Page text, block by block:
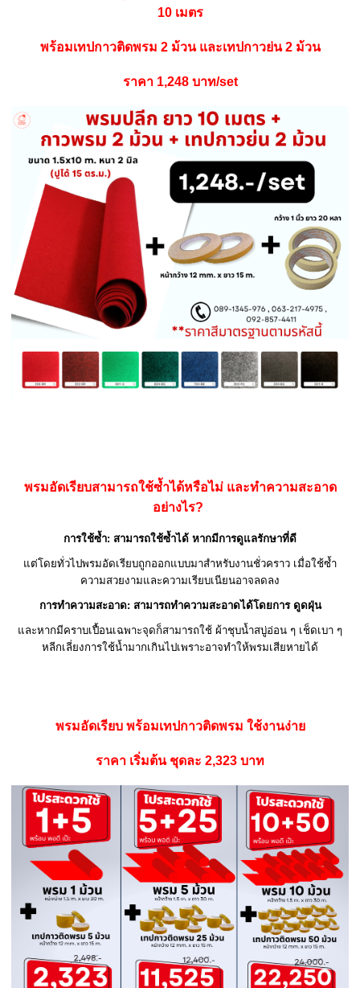
10 เมตร
พร้อมเทปกาวติดพรม 2 ม้วน และเทปกาวย่น 2 ม้วน
ราคา 1,248 บาท/set
พรมอัดเรียบสามารถใช้ซ้ำได้หรือไม่ และทำความสะอาด
อย่างไร?
การใช้ซ้ำ: สามารถใช้ซ้ำได้ หากมีการดูแลรักษาที่ดี
แต่โดยทั่วไปพรมอัดเรียบถูกออกแบบมาสำหรับงานชั่วคราว เมื่อใช้ซ้ำ
ความสวยงามและความเรียบเนียนอาจลดลง
การทำความสะอาด: สามารถทำความสะอาดได้โดยการ ดูดฝุ่น
และหากมีคราบเปื้อนเฉพาะจุดก็สามารถใช้ ผ้าชุบน้ำสบู่อ่อน ๆ เช็ดเบา ๆ
หลีกเลี่ยงการใช้น้ำมากเกินไปเพราะอาจทำให้พรมเสียหายได้
พรมอัดเรียบ พร้อมเทปกาวติดพรม ใช้งานง่าย
ราคา เริ่มต้น ชุดละ 2,323 บาท